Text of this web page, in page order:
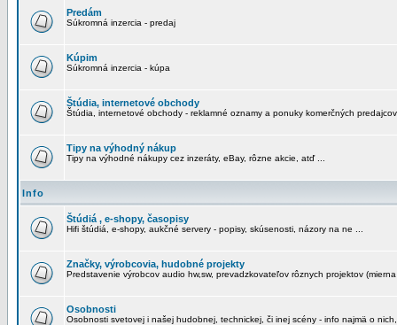
Predám
Súkromná inzercia - predaj
Kúpim
Súkromná inzercia - kúpa
Štúdia, internetové obchody
Štúdia, internetové obchody - reklamné oznamy a ponuky komerčných predajcov
Tipy na výhodný nákup
Tipy na výhodné nákupy cez inzeráty, eBay, rôzne akcie, atď ...
Info
Štúdiá , e-shopy, časopisy
Hifi štúdiá, e-shopy, aukčné servery - popisy, skúsenosti, názory na ne ...
Značky, výrobcovia, hudobné projekty
Predstavenie výrobcov audio hw,sw, prevadzkovateľov rôznych projektov
Osobnosti
Osobnosti svetovej i našej hudobnej, technickej, či inej scény - info najmä o